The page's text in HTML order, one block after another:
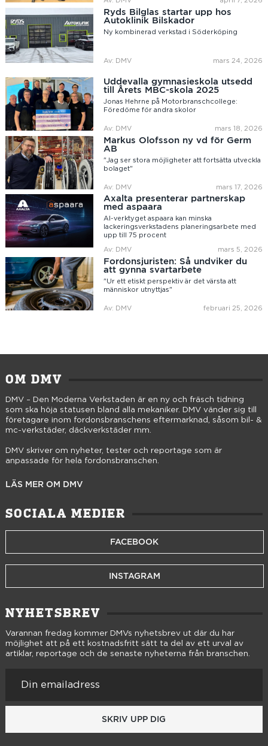
Ryds Bilglas startar upp hos
Autoklinik Bilskador
Ny kombinerad verkstad i Söderköping
Av: DMV mars 24, 2026
Uddevalla gymnasieskola utsedd
till Årets MBC-skola 2025
Jonas Hehrne på Motorbranschcollege:
Föredöme för andra skolor
Av: DMV mars 18, 2026
Markus Olofsson ny vd för Germ
AB
"Jag ser stora möjligheter att fortsätta utveckla
bolaget"
Av: DMV mars 17, 2026
Axalta presenterar partnerskap
med aspaara
AI-verktyget aspaara kan minska
lackeringsverkstadens planeringsarbete med
upp till 75 procent
Av: DMV mars 5, 2026
Fordonsjuristen: Så undviker du
att gynna svartarbete
"Ur ett etiskt perspektiv är det värsta att
människor utnyttjas"
Av: DMV februari 25, 2026
OM DMV
DMV – Den Moderna Verkstaden är en ny och fräsch tidning
som ska höja statusen bland alla mekaniker. DMV vänder sig till
företagare inom fordonsbranschens eftermarknad, såsom bil- &
mc-verkstäder, däckverkstäder mm.
DMV skriver om nyheter, tester och reportage som är
anpassade för hela fordonsbranschen.
LÄS MER OM DMV
SOCIALA MEDIER
FACEBOOK
INSTAGRAM
NYHETSBREV
Varannan fredag kommer DMVs nyhetsbrev ut där du har
möjlighet att på ett kostnadsfritt sätt ta del av ett urval av
artiklar, reportage och de senaste nyheterna från branschen.
SKRIV UPP DIG